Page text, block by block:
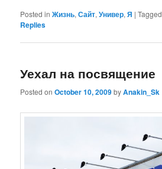
Posted in Жизнь,Сайт,Универ,Я |Tagged
Replies
Уехал на посвящение
Posted onOctober 10, 2009byAnakin_Sk